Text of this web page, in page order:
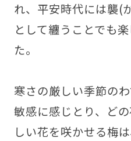
れ、平安時代には襲(
として纏うことでも
た。
寒さの厳しい季節の
敏感に感じとり、ど
しい花を咲かせる梅